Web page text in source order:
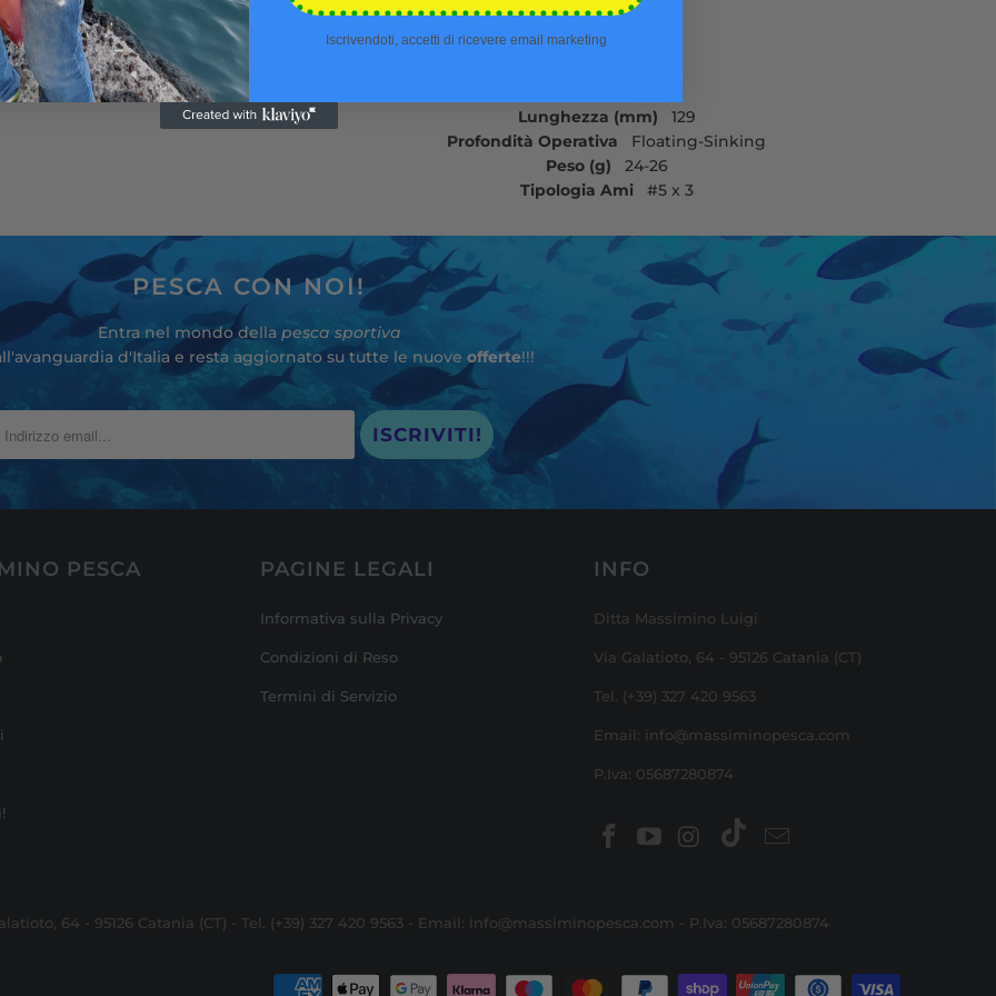
Lunghezza (mm) 129
Profondità Operativa Floating-Sinking
Peso (g) 24-26
Tipologia Ami #5 x 3
PESCA CON NOI!
Entra nel mondo della pesca sportiva
d'Italia e resta aggiornato su tutte le nuove offerte!!!
PESCA PAGINE LEGALI
Informativa sulla Privacy
Condizioni di Reso
Termini di Servizio
INFO
Ditta Massimino Luigi
Via Galatioto, 64 - 95126 Catania (CT)
Tel. (+39) 327 420 9563
Email: info@massiminopesca.com
P.Iva: 05687280874
64 - 95126 Catania (CT) - Tel. (+39) 327 420 9563 - Email: info@massiminopesca.com - P.Iva: 05687280874
Iscrivendoti, accetti di ricevere email marketing